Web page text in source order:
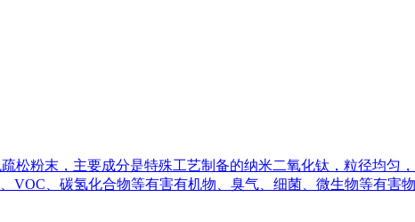
松粉末，主要成分是特殊工艺制备的纳米二氧化钛，粒径均匀
、碳氢化合物等有害有机物、臭气、细菌、微生物等有害